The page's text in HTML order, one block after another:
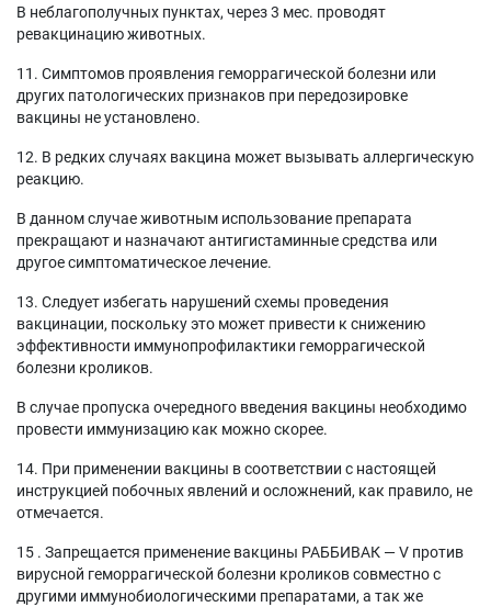
В неблагополучных пунктах, через 3 мес. проводят
ревакцинацию животных.
11. Симптомов проявления геморрагической болезни или
других патологических признаков при передозировке
вакцины не установлено.
12. В редких случаях вакцина может вызывать аллергическую
реакцию.
В данном случае животным использование препарата
прекращают и назначают антигистаминные средства или
другое симптоматическое лечение.
13. Следует избегать нарушений схемы проведения
вакцинации, поскольку это может привести к снижению
эффективности иммунопрофилактики геморрагической
болезни кроликов.
В случае пропуска очередного введения вакцины необходимо
провести иммунизацию как можно скорее.
14. При применении вакцины в соответствии с настоящей
инструкцией побочных явлений и осложнений, как правило, не
отмечается.
15 . Запрещается применение вакцины РАББИВАК — V против
вирусной геморрагической болезни кроликов совместно с
другими иммунобиологическими препаратами, а так же